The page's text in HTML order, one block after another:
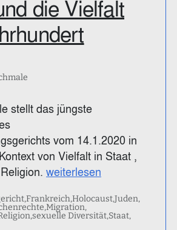
die Vielfalt
stellt das jüngste
vom 14.1.2020 in
von Vielfalt in Staat ,
weiterlesen
FrankreichHolocaustJuden
Migration
sexuelle Diversität Staat